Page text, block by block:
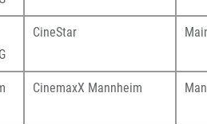
CineStar
CinemaxX Mannheim